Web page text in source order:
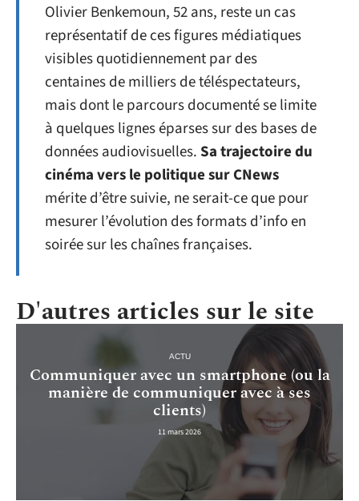
Olivier Benkemoun, 52 ans, reste un cas
représentatif de ces figures médiatiques
visibles quotidiennement par des
centaines de milliers de téléspectateurs,
mais dont le parcours documenté se limite
à quelques lignes éparses sur des bases de
données audiovisuelles.Sa trajectoire du
cinéma vers le politique sur CNews
mérite d’être suivie, ne serait-ce que pour
mesurer l’évolution des formats d’info en
soirée sur les chaînes françaises.
D'autres articles sur le site
ACTU
Communiquer avec un smartphone (ou la
manière de communiquer avec à ses
clients)
11 mars 2026